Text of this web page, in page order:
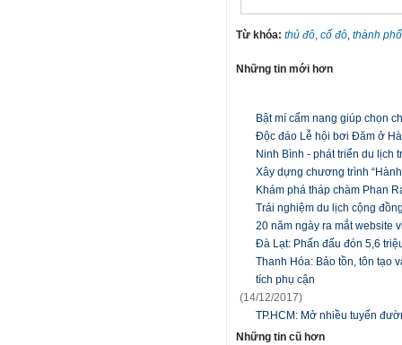
Từ khóa: thủ đô cố đô thành phố
Những tin mới hơn
Bật mí cẩm nang giúp chọn
Độc đáo Lễ hội bơi Đăm ở
Ninh Bình - phát triển du lịch
Xây dựng chương trình
Khám phá tháp chàm Phan
Trải nghiệm du lịch cộng
20 năm ngày ra mắt website
Đà Lạt: Phấn đấu đón 5,6
Thanh Hóa: Bảo tồn, tôn tạo
tích phụ cận
(14/12/2017)
TP.HCM: Mở nhiều tuyến
Những tin cũ hơn